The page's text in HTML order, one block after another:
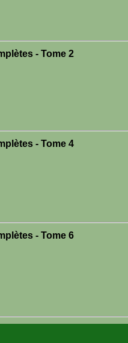
- Tome 2
- Tome 4
- Tome 6